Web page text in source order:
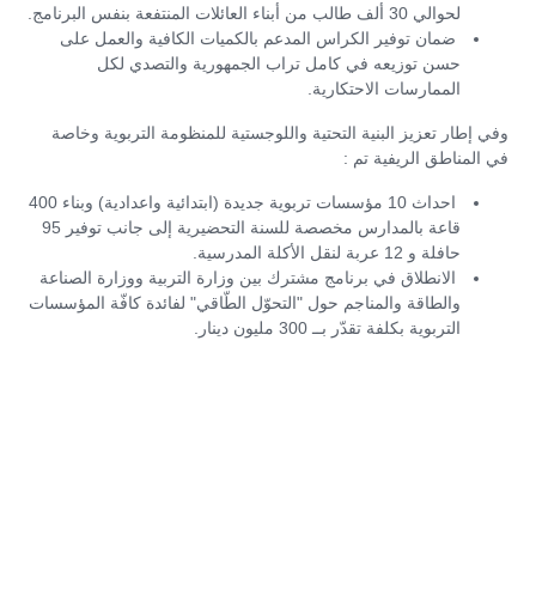
لحوالي 30 ألف طالب من أبناء العائلات المنتفعة بنفس البرنامج.
ضمان توفير الكراس المدعم بالكميات الكافية والعمل على
حسن توزيعه في كامل تراب الجمهورية والتصدي لكل
الممارسات الاحتكارية.
وفي إطار تعزيز البنية التحتية واللوجستية للمنظومة التربوية وخاصة
في المناطق الريفية تم :
احداث 10 مؤسسات تربوية جديدة (ابتدائية واعدادية) وبناء 400
قاعة بالمدارس مخصصة للسنة التحضيرية إلى جانب توفير 95
حافلة و 12 عربة لنقل الأكلة المدرسية.
الانطلاق في برنامج مشترك بين وزارة التربية ووزارة الصناعة
والطاقة والمناجم حول "التحوّل الطّاقي" لفائدة كافّة المؤسسات
التربوية بكلفة تقدّر بــ 300 مليون دينار.